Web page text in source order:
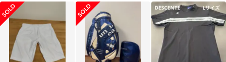
カードバッグ おまけパ
ター付き
リンドバーグ ゴルフキ
ャップ オレンジJ
プ トップス M